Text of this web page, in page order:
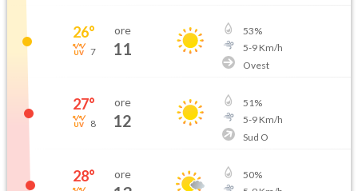
26°
7
ore
11
53%
5-9Km/h
Ovest
27°
8
ore
12
51%
5-9Km/h
Sud O
28° ore 50%